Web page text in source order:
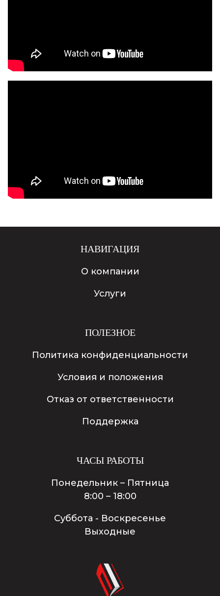
НАВИГАЦИЯ
О компании
Услуги
ПОЛЕЗНОЕ
Политика конфиденциальности
Условия и положения
Отказ от ответственности
Поддержка
ЧАСЫ РАБОТЫ
Понедельник – Пятница
8:00 – 18:00
Суббота - Воскресенье
Выходные